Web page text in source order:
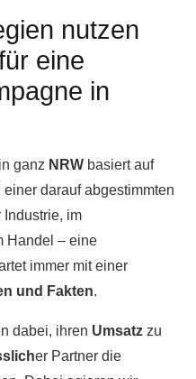
nutzen
eine
in
in ganz NRW basiert auf
einer darauf abgestimmten
Industrie, im
Handel – eine
immer mit einer
und Fakten.
dabei, ihren Umsatz zu
er Partner die